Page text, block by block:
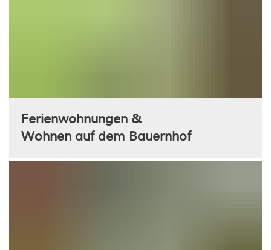
Ferienwohnungen &
Wohnen auf dem Bauernhof